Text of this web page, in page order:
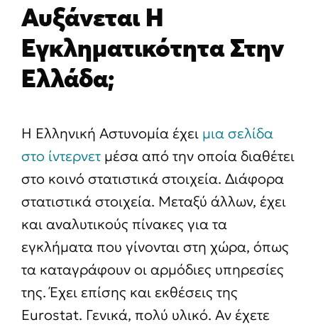
Αυξάνεται Η
Εγκληματικότητα Στην
Ελλάδα;
Η Ελληνική Αστυνομία έχει μια σελίδα
στο ίντερνετ μέσα από την οποία διαθέτει
στο κοινό στατιστικά στοιχεία. Διάφορα
στατιστικά στοιχεία. Μεταξύ άλλων, έχει
και αναλυτικούς πίνακες για τα
εγκλήματα που γίνονται στη χώρα, όπως
τα καταγράφουν οι αρμόδιες υπηρεσίες
της. Έχει επίσης και εκθέσεις της
Eurostat. Γενικά, πολύ υλικό. Αν έχετε